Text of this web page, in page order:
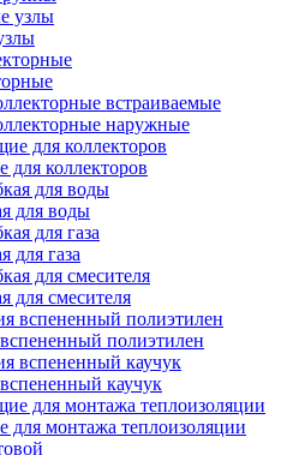
встраиваемые
наружные
коллекторов
для воды
для газа
для смесителя
полиэтилен
каучук
монтажа теплоизоляции